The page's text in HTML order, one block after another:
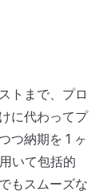
トまで、プロ
に代わってプ
つ納期を 1 ヶ
いて包括的
もスムーズな